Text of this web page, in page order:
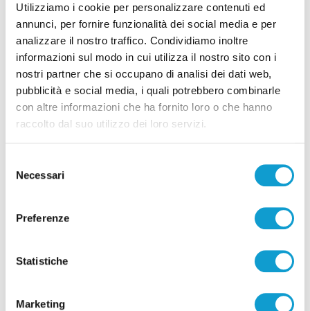
Utilizziamo i cookie per personalizzare contenuti ed
annunci, per fornire funzionalità dei social media e per
analizzare il nostro traffico. Condividiamo inoltre
informazioni sul modo in cui utilizza il nostro sito con i
nostri partner che si occupano di analisi dei dati web,
pubblicità e social media, i quali potrebbero combinarle
con altre informazioni che ha fornito loro o che hanno
raccolto dal suo utilizzo dei loro servizi.
delNecessari
Preferenze
Statistiche
Marketing
1(current)
Pubblicità